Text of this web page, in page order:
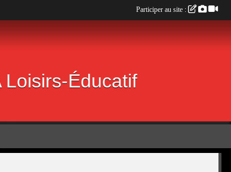
Éducatif
Participer au site :